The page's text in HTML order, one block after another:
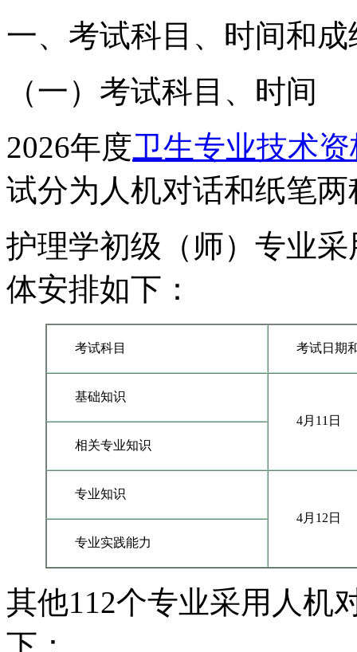
一、考试科目、时间和成
（一）考试科目、时间
2026年度卫生专业技术
试分为人机对话和纸笔
护理学初级（师）专业
体安排如下：
考试科目 考试日期
基础知识
4月11日
相关专业知识
专业知识
4月12日
专业实践能力
其他112个专业采用人机
下：